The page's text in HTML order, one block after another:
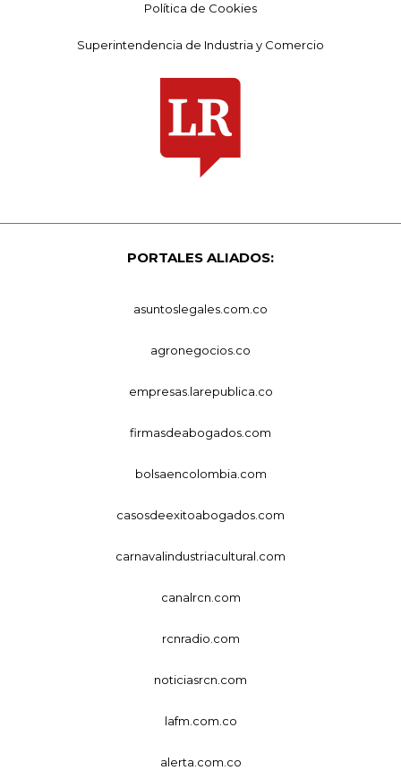
Política de Cookies
Superintendencia de Industria y Comercio
PORTALES ALIADOS:
asuntoslegales.com.co
agronegocios.co
empresas.larepublica.co
firmasdeabogados.com
bolsaencolombia.com
casosdeexitoabogados.com
carnavalindustriacultural.com
canalrcn.com
rcnradio.com
noticiasrcn.com
lafm.com.co
alerta.com.co